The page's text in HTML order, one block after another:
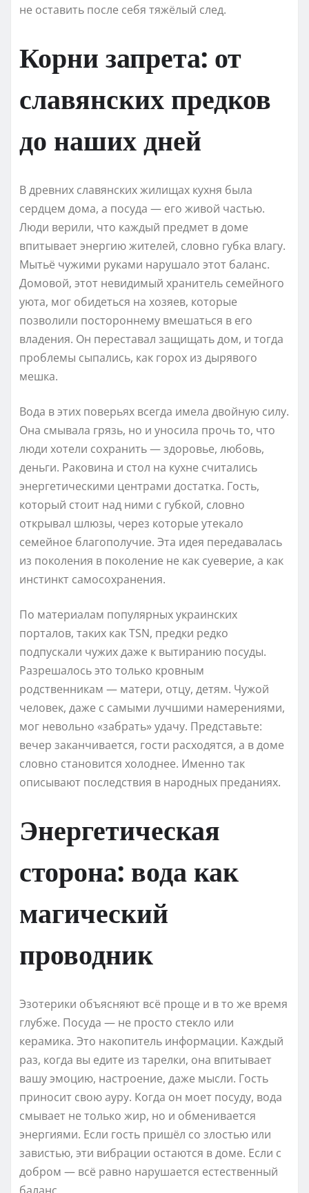
не оставить после себя тяжёлый след.
Корни запрета: от
славянских предков
до наших дней
В древних славянских жилищах кухня была
сердцем дома, а посуда — его живой частью.
Люди верили, что каждый предмет в доме
впитывает энергию жителей, словно губка влагу.
Мытьё чужими руками нарушало этот баланс.
Домовой, этот невидимый хранитель семейного
уюта, мог обидеться на хозяев, которые
позволили постороннему вмешаться в его
владения. Он переставал защищать дом, и тогда
проблемы сыпались, как горох из дырявого
мешка.
Вода в этих поверьях всегда имела двойную силу.
Она смывала грязь, но и уносила прочь то, что
люди хотели сохранить — здоровье, любовь,
деньги. Раковина и стол на кухне считались
энергетическими центрами достатка. Гость,
который стоит над ними с губкой, словно
открывал шлюзы, через которые утекало
семейное благополучие. Эта идея передавалась
из поколения в поколение не как суеверие, а как
инстинкт самосохранения.
По материалам популярных украинских
порталов, таких как TSN, предки редко
подпускали чужих даже к вытиранию посуды.
Разрешалось это только кровным
родственникам — матери, отцу, детям. Чужой
человек, даже с самыми лучшими намерениями,
мог невольно «забрать» удачу. Представьте:
вечер заканчивается, гости расходятся, а в доме
словно становится холоднее. Именно так
описывают последствия в народных преданиях.
Энергетическая
сторона: вода как
магический
проводник
Эзотерики объясняют всё проще и в то же время
глубже. Посуда — не просто стекло или
керамика. Это накопитель информации. Каждый
раз, когда вы едите из тарелки, она впитывает
вашу эмоцию, настроение, даже мысли. Гость
приносит свою ауру. Когда он моет посуду, вода
смывает не только жир, но и обменивается
энергиями. Если гость пришёл со злостью или
завистью, эти вибрации остаются в доме. Если с
добром — всё равно нарушается естественный